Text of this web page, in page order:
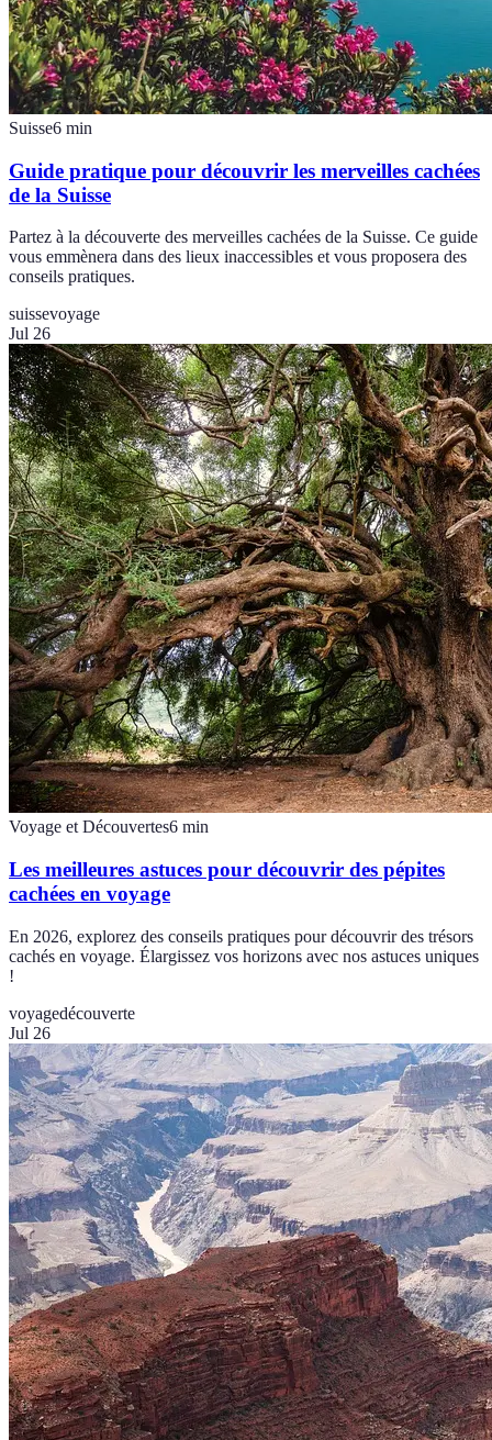
Suisse6 min
Guide pratique pour découvrir les merveilles cachées
de la Suisse
Partez à la découverte des merveilles cachées de la Suisse. Ce guide
vous emmènera dans des lieux inaccessibles et vous proposera des
conseils pratiques.
suissevoyage
Jul 26
Voyage et Découvertes6 min
Les meilleures astuces pour découvrir des pépites
cachées en voyage
En 2026, explorez des conseils pratiques pour découvrir des trésors
cachés en voyage. Élargissez vos horizons avec nos astuces uniques
!
voyagedécouverte
Jul 26